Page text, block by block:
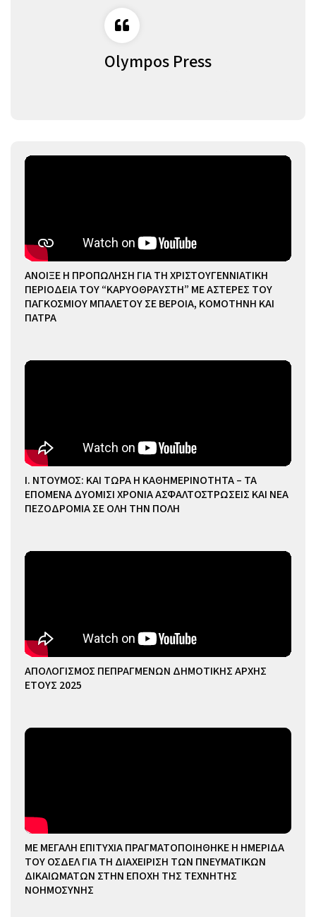
Olympos Press
ΑΝΟΙΞΕ Η ΠΡΟΠΩΛΗΣΗ ΓΙΑ ΤΗ ΧΡΙΣΤΟΥΓΕΝΝΙΑΤΙΚΗ
ΠΕΡΙΟΔΕΙΑ ΤΟΥ “ΚΑΡΥΟΘΡΑΥΣΤΗ” ΜΕ ΑΣΤΕΡΕΣ ΤΟΥ
ΠΑΓΚΟΣΜΙΟΥ ΜΠΑΛΕΤΟΥ ΣΕ ΒΕΡΟΙΑ, ΚΟΜΟΤΗΝΗ ΚΑΙ
ΠΑΤΡΑ
Ι. ΝΤΟΥΜΟΣ: ΚΑΙ ΤΩΡΑ Η ΚΑΘΗΜΕΡΙΝΟΤΗΤΑ – ΤΑ
ΕΠΟΜΕΝΑ ΔΥΟΜΙΣΙ ΧΡΟΝΙΑ ΑΣΦΑΛΤΟΣΤΡΩΣΕΙΣ ΚΑΙ ΝΕΑ
ΠΕΖΟΔΡΟΜΙΑ ΣΕ ΟΛΗ ΤΗΝ ΠΟΛΗ
ΑΠΟΛΟΓΙΣΜΟΣ ΠΕΠΡΑΓΜΕΝΩΝ ΔΗΜΟΤΙΚΗΣ ΑΡΧΗΣ
ΕΤΟΥΣ 2025
ΜΕ ΜΕΓΑΛΗ ΕΠΙΤΥΧΙΑ ΠΡΑΓΜΑΤΟΠΟΙΗΘΗΚΕ Η ΗΜΕΡΙΔΑ
ΤΟΥ ΟΣΔΕΛ ΓΙΑ ΤΗ ΔΙΑΧΕΙΡΙΣΗ ΤΩΝ ΠΝΕΥΜΑΤΙΚΩΝ
ΔΙΚΑΙΩΜΑΤΩΝ ΣΤΗΝ ΕΠΟΧΗ ΤΗΣ ΤΕΧΝΗΤΗΣ
ΝΟΗΜΟΣΥΝΗΣ